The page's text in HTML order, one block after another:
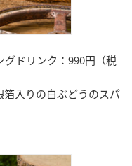
ドリンク：990円（税
入りの白ぶどうのスパ